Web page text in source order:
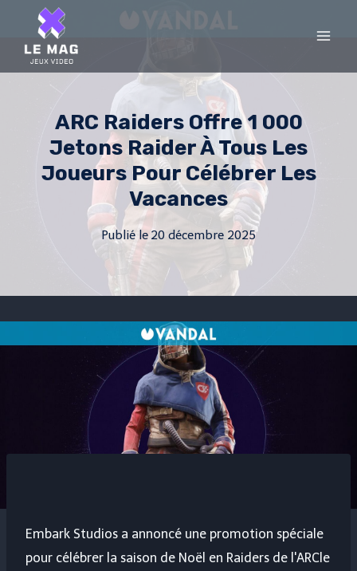
content
ARC Raiders Offre 1 000
Jetons Raider À Tous Les
Joueurs Pour Célébrer Les
Vacances
Publié le 20 décembre 2025
Embark Studios a annoncé une promotion spéciale
pour célébrer la saison de Noël en Raiders de l'ARC le